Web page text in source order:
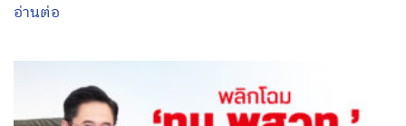
อ่านต่อ